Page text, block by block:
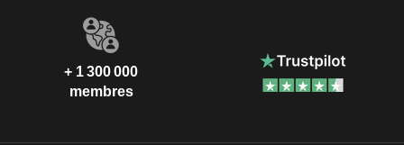
+ 1 300 000
membres